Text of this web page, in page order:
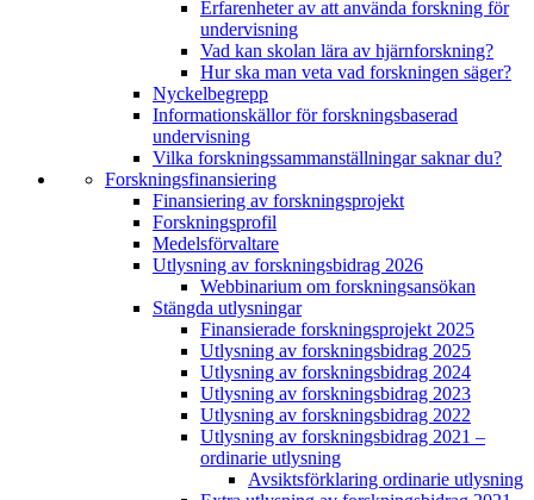
Erfarenheter av att använda forskning för
undervisning
Vad kan skolan lära av hjärnforskning?
Hur ska man veta vad forskningen säger?
Nyckelbegrepp
Informationskällor för forskningsbaserad
undervisning
Vilka forskningssammanställningar saknar du?
Forskningsfinansiering
Finansiering av forskningsprojekt
Forskningsprofil
Medelsförvaltare
Utlysning av forskningsbidrag 2026
Webbinarium om forskningsansökan
Stängda utlysningar
Finansierade forskningsprojekt 2025
Utlysning av forskningsbidrag 2025
Utlysning av forskningsbidrag 2024
Utlysning av forskningsbidrag 2023
Utlysning av forskningsbidrag 2022
Utlysning av forskningsbidrag 2021 –
ordinarie utlysning
Avsiktsförklaring ordinarie utlysning